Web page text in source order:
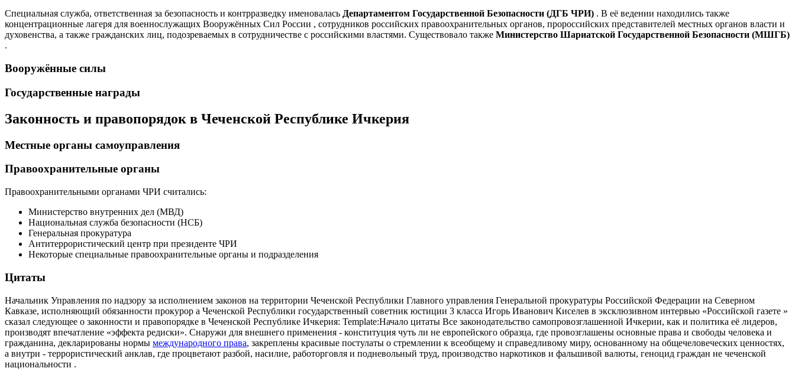
Специальная служба, ответственная за безопасность и контрразведку именовалась Департаментом Государственной Безопасности (ДГБ ЧРИ) . В её ведении находились также
концентрационные лагеря для военнослужащих Вооружённых Сил России , сотрудников российских правоохранительных органов, пророссийских представителей местных органов власти и
духовенства, а также гражданских лиц, подозреваемых в сотрудничестве с российскими властями. Существовало также Министерство Шариатской Государственной Безопасности (МШГБ)
.
Вооружённые силы
Государственные награды
Законность и правопорядок в Чеченской Республике Ичкерия
Местные органы самоуправления
Правоохранительные органы
Правоохранительными органами ЧРИ считались:
Министерство внутренних дел (МВД)
Национальная служба безопасности (НСБ)
Генеральная прокуратура
Антитеррористический центр при президенте ЧРИ
Некоторые специальные правоохранительные органы и подразделения
Цитаты
Начальник Управления по надзору за исполнением законов на территории Чеченской Республики Главного управления Генеральной прокуратуры Российской Федерации на Северном
Кавказе, исполняющий обязанности прокурор а Чеченской Республики государственный советник юстиции 3 класса Игорь Иванович Киселев в эксклюзивном интервью «Российской газете »
сказал следующее о законности и правопорядке в Чеченской Республике Ичкерия: Template:Начало цитаты Все законодательство самопровозглашенной Ичкерии, как и политика её лидеров,
производят впечатление «эффекта редиски». Снаружи для внешнего применения - конституция чуть ли не европейского образца, где провозглашены основные права и свободы человека и
гражданина, декларированы нормы международного права, закреплены красивые постулаты о стремлении к всеобщему и справедливому миру, основанному на общечеловеческих ценностях,
а внутри - террористический анклав, где процветают разбой, насилие, работорговля и подневольный труд, производство наркотиков и фальшивой валюты, геноцид граждан не чеченской
национальности .